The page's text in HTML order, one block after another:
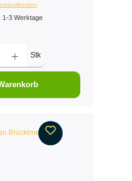
1-3 Werktage
Stk